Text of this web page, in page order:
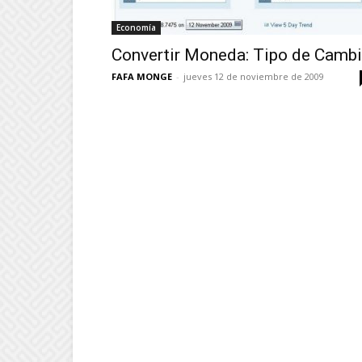
Economía
Convertir Moneda: Tipo de
FAFA MONGE - jueves 12 de noviembre de 2009